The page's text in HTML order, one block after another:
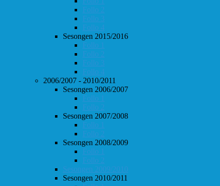
Follo 2
Follo 3
Follo 4
Sesongen 2015/2016
Follo 1
Follo 2
Follo 3
Follo 4
2006/2007 - 2010/2011
Sesongen 2006/2007
Follo 1
Follo 2
Sesongen 2007/2008
Follo 1
Follo 2
Sesongen 2008/2009
Follo 1
Follo 2
Sesongen 2009/2010
Sesongen 2010/2011